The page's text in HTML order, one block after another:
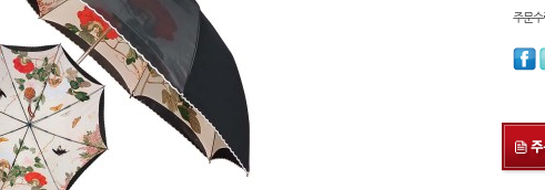
주문수